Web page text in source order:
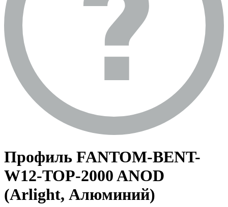
Профиль FANTOM-BENT-
W12-TOP-2000 ANOD
(Arlight, Алюминий)